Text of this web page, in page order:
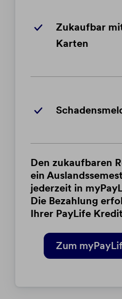
Zukaufbar
Karten
Den zukaufbaren
ein
jederzeit in
Die Bezahlung
Ihrer PayLife
Zum